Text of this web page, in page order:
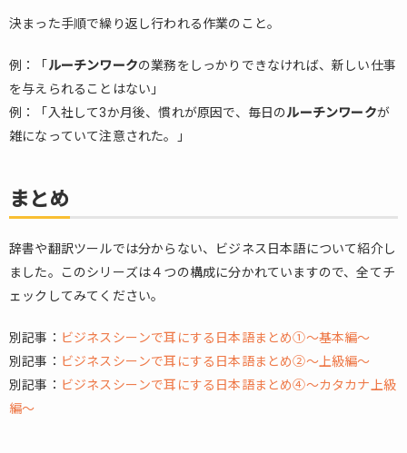
決まった手順で繰り返し行われる作業のこと。
例：「 ルーチンワークの業務をしっかりできなければ、新しい仕事
を与えられることはない」
例：「入社して3か月後、慣れが原因で、毎日のルーチンワークが
雑になっていて注意された。」
まとめ
辞書や翻訳ツールでは分からない、ビジネス日本語について紹介し
ました。このシリーズは４つの構成に分かれていますので、全てチ
ェックしてみてください。
別記事： ビジネスシーンで耳にする日本語まとめ①～基本編～
別記事： ビジネスシーンで耳にする日本語まとめ②～上級編～
別記事： ビジネスシーンで耳にする日本語まとめ④～カタカナ上級
編～